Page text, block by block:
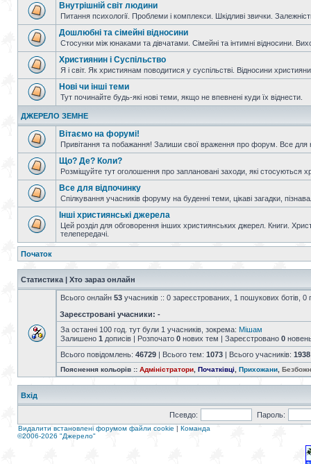
Внутрішній світ людини
Питання психології. Проблеми і комплекси. Шкідливі звички.
Дошлюбні та сімейні відносини
Стосунки між юнаками та дівчатами. Сімейні та інтимні відносини.
Християнин і Суспільство
Я і світ. Як християнам поводитися у суспільстві. Відносини
Нові чи інші теми
Тут починайте будь-які нові теми, якщо не впевнені куди їх віднести.
ДЖЕРЕЛО ЗЕМНЕ
Вітаємо на форумі!
Привітання та побажання! Залиши свої враження про форум. Все для
Що? Де? Коли?
Розміщуйте тут оголошення про заплановані заходи, які стосуються
Все для відпочинку
Спілкування учасників форуму на буденні теми, цікаві загадки,
Інші християнські джерела
Цей розділ для обговорення інших християнських джерел. Книги.
телепередачі.
Початок
Статистика | Хто зараз онлайн
Всього онлайн 53 учасників :: 0 зареєстрованих, 1 пошукових ботів, 0
Зареєстровані учасники: -
За останні 100 год. тут були 1 учасників, зокрема: Мішам
Залишено 1 дописів | Розпочато 0 нових тем | Зареєстровано 0
Всього повідомлень: 46729 | Всього тем: 1073 | Всього учасників: 1938
Пояснення кольорів :: Адміністратори Початківці Прихожани
Вхід
Псевдо: Пароль:
Видалити встановлені форумом файли cookie | Команда
©2006-2026 "Джерело"